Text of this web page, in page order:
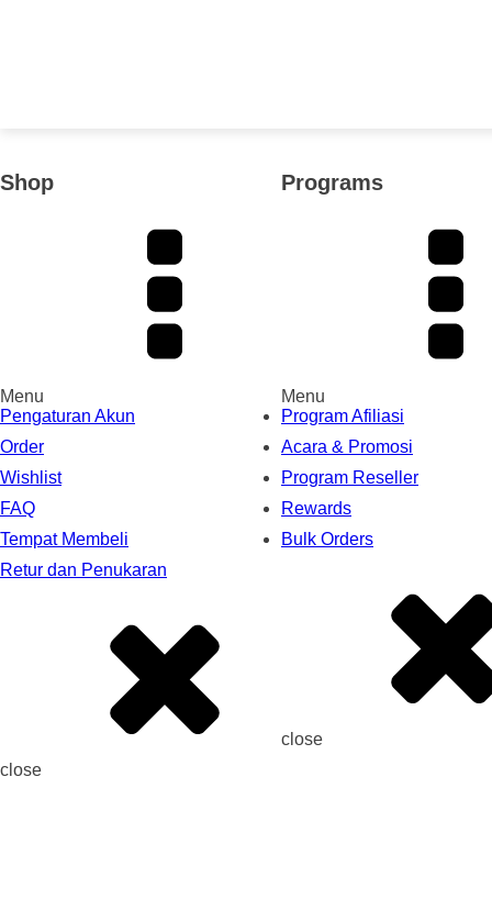
Shop
Menu
Pengaturan Akun
Order
Wishlist
FAQ
Tempat Membeli
Retur dan Penukaran
close
Programs
Menu
Program Afiliasi
Acara & Promosi
Program Reseller
Rewards
Bulk Orders
close